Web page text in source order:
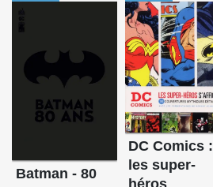
Batman - 80
DC Comics :
les super-
héros